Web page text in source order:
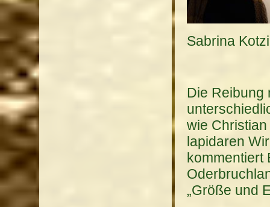
Sabrina
Die Reibung
wie Christian
lapidaren
kommentiert
„Größe und